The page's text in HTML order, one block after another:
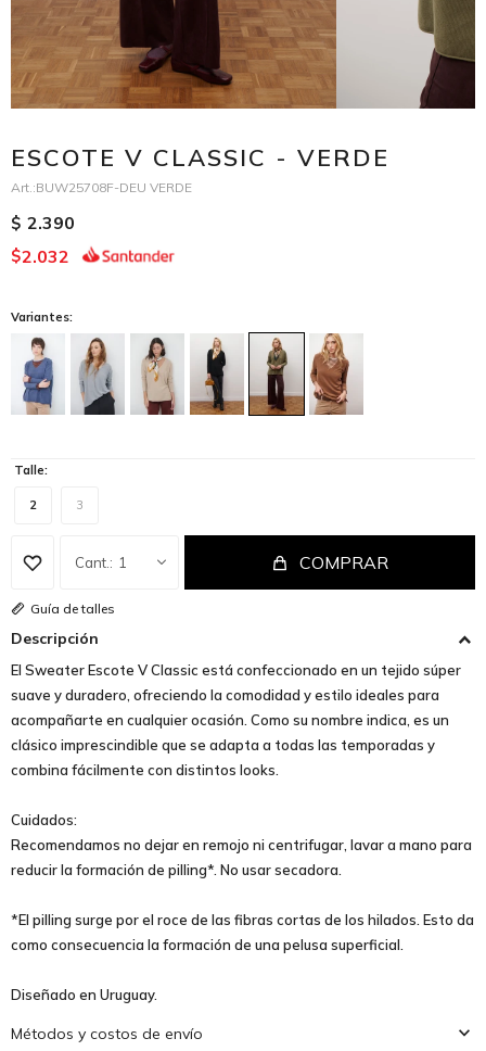
ESCOTE V CLASSIC - VERDE
BUW25708F-DEU VERDE
$ 2.390
$2.032
Variantes:
Talle:
2 3
1 COMPRAR
Guía de talles
Descripción
El Sweater Escote V Classic está confeccionado en un tejido súper
suave y duradero, ofreciendo la comodidad y estilo ideales para
acompañarte en cualquier ocasión. Como su nombre indica, es un
clásico imprescindible que se adapta a todas las temporadas y
combina fácilmente con distintos looks.
Cuidados:
Recomendamos no dejar en remojo ni centrifugar, lavar a mano para
reducir la formación de pilling*. No usar secadora.
*El pilling surge por el roce de las fibras cortas de los hilados. Esto da
como consecuencia la formación de una pelusa superficial.
Diseñado en Uruguay.
Métodos y costos de envío